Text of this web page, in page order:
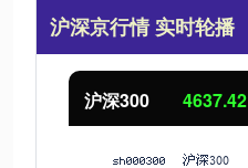
沪深京行情 实时轮播
北证50 1122.16